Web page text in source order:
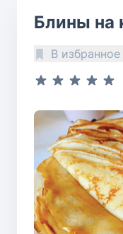
Блины на
В избранное